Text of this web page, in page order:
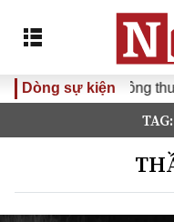
Dòng sự kiện
không thường lệ thứ